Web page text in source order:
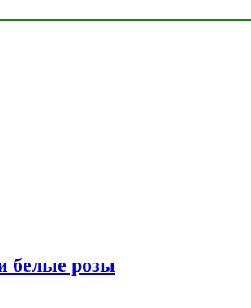
белые розы